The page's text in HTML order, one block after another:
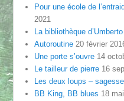
Pour une école de
2021
La bibliothèque
Autoroutine 20 février
Une porte s’ouvre 14
Le tailleur de pierre 16
Les deux loups –
BB King, BB blues 18